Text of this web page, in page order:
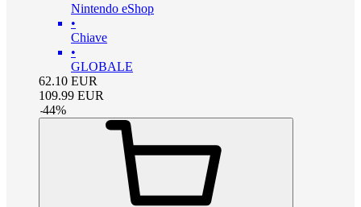
Nintendo eShop
•
Chiave
•
GLOBALE
62.10 EUR
109.99 EUR
-44%